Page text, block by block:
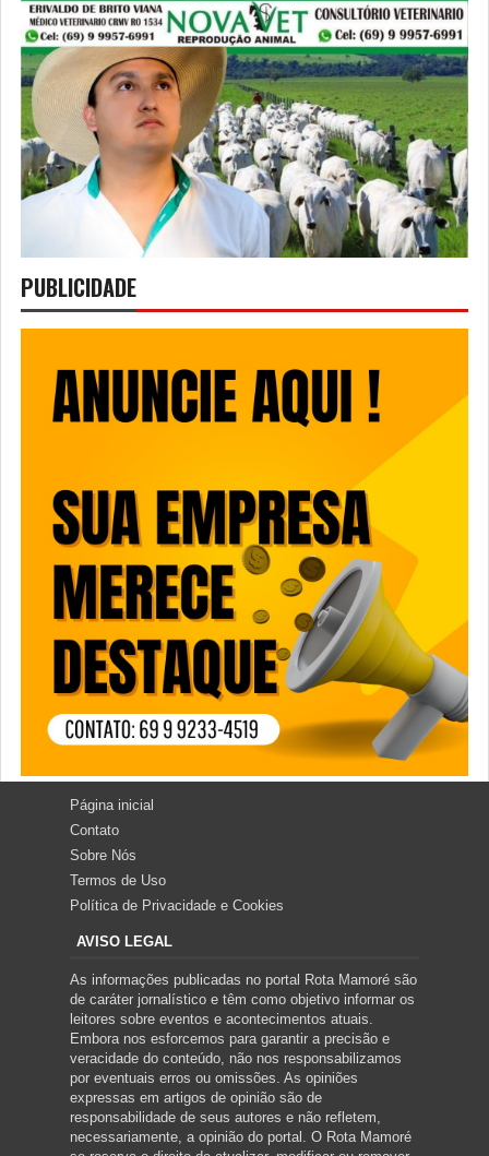
PUBLICIDADE
Página inicial
Contato
Sobre Nós
Termos de Uso
Política de Privacidade e Cookies
AVISO LEGAL
As informações publicadas no portal Rota Mamoré são
de caráter jornalístico e têm como objetivo informar os
leitores sobre eventos e acontecimentos atuais.
Embora nos esforcemos para garantir a precisão e
veracidade do conteúdo, não nos responsabilizamos
por eventuais erros ou omissões. As opiniões
expressas em artigos de opinião são de
responsabilidade de seus autores e não refletem,
necessariamente, a opinião do portal. O Rota Mamoré